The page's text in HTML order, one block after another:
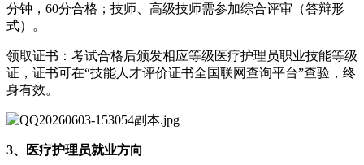
分钟，60分合格；技师、高级技师需参加综合评审（答辩形
式）。
领取证书‌：考试合格后颁发相应等级医疗护理员职业技能等级
证，证书可在“技能人才评价证书全国联网查询平台”查验，终
身有效。
3、医疗护理员就业方向